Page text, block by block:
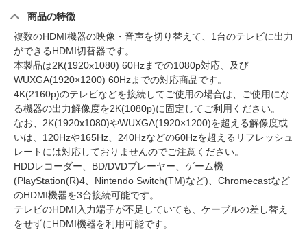
商品の特徴
複数のHDMI機器の映像・音声を切り替えて、1台のテレビに出力
ができるHDMI切替器です。
本製品は2K(1920x1080) 60Hzまでの1080p対応、及び
WUXGA(1920×1200) 60Hzまでの対応商品です。
4K(2160p)のテレビなどを接続してご使用の場合は、ご使用にな
る機器の出力解像度を2K(1080p)に固定してご利用ください。
なお、2K(1920x1080)やWUXGA(1920×1200)を超える解像度或
いは、120Hzや165Hz、240Hzなどの60Hzを超えるリフレッシュ
レートには対応しておりませんのでご注意ください。
HDDレコーダー、BD/DVDプレーヤー、ゲーム機
(PlayStation(R)4、Nintendo Switch(TM)など)、Chromecastなど
のHDMI機器を3台接続可能です。
テレビのHDMI入力端子が不足していても、ケーブルの差し替え
をせずにHDMI機器を利用可能です。